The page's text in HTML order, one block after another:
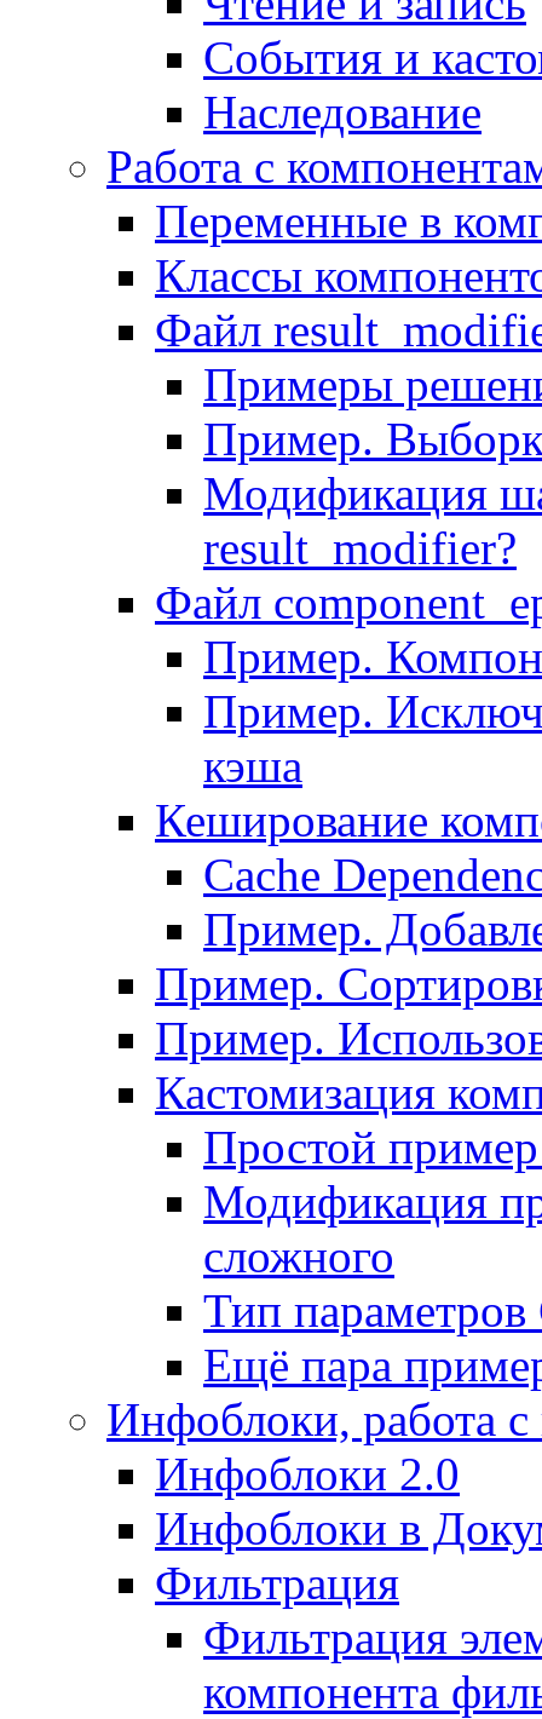
События и
Наследование
Работа с
Переменные в
Классы
Файл
Примеры
Пример.
Модификация
result_modifier?
Файл
Пример.
Пример.
кэша
Кеширование
Сache
Пример.
Пример.
Пример.
Кастомизация
Простой
Модификация
сложного
Тип
Ещё пара
Инфоблоки, работа
Инфоблоки 2.0
Инфоблоки в
Фильтрация
Фильтрация
компонента